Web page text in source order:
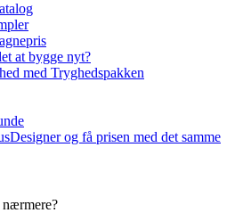
at bygge nyt?
med Tryghedspakken
og få prisen med det samme
nærmere?